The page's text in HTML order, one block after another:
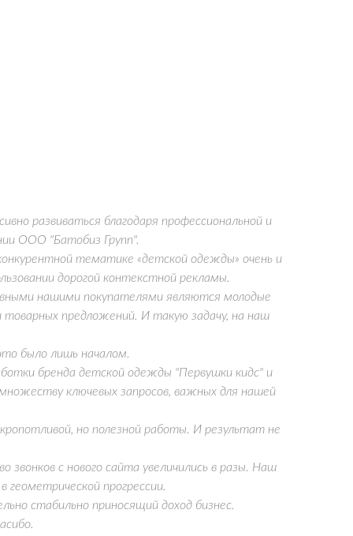
развиваться благодаря профессиональной и
ООО "Батобиз Групп".
тематике «детской одежды» очень и
дорогой контекстной рекламы.
нашими покупателями являются молодые
предложений. И такую задачу, на наш
было лишь началом.
бренда детской одежды "Первушки кидс" и
ключевых запросов, важных для нашей
но полезной работы. И результат не
с нового сайта увеличились в разы. Наш
прогрессии.
стабильно приносящий доход бизнес.